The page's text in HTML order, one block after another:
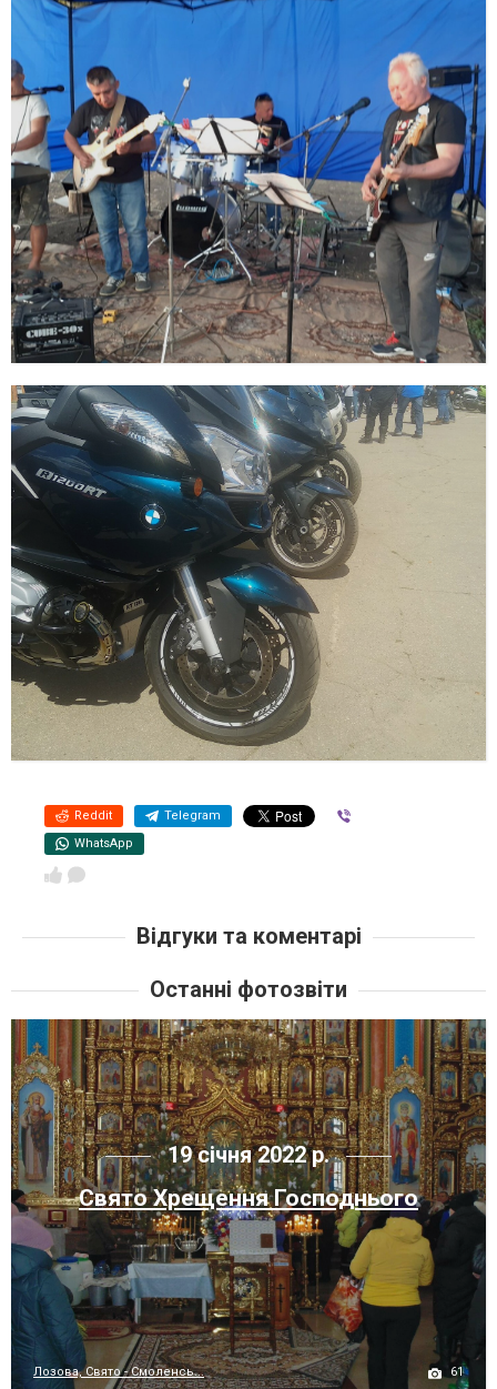
Reddit Telegram
WhatsApp
Відгуки та коментарі
Останні фотозвіти
19 січня 2022 р.
Свято Хрещення Господнього
Лозова, Свято - Смоленсь... 61